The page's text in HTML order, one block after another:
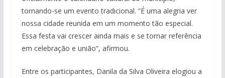
tornando-se um evento tradicional. “É uma alegria ver
nossa cidade reunida em um momento tão especial.
Essa festa vai crescer ainda mais e se tornar referência
em celebração e união”, afirmou.
Entre os participantes, Danila da Silva Oliveira elogiou a